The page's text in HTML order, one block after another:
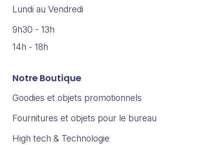
Lundi au Vendredi
9h30 - 13h
14h - 18h
Notre Boutique
Goodies et objets promotionnels
Fournitures et objets pour le bureau
High tech & Technologie